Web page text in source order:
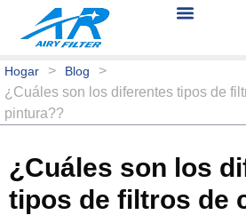
Hogar > Blog
>
¿Cuáles son los diferentes tipos de
pintura??
¿Cuáles son los
tipos de filtros de